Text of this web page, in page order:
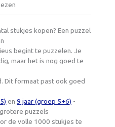
stukjes kopen? Een puzzel
begint te puzzelen. Je
maar het is nog goed te
Dit formaat past ook goed
en9 jaar (groep 5+6) -
puzzels
de volle 1000 stukjes te